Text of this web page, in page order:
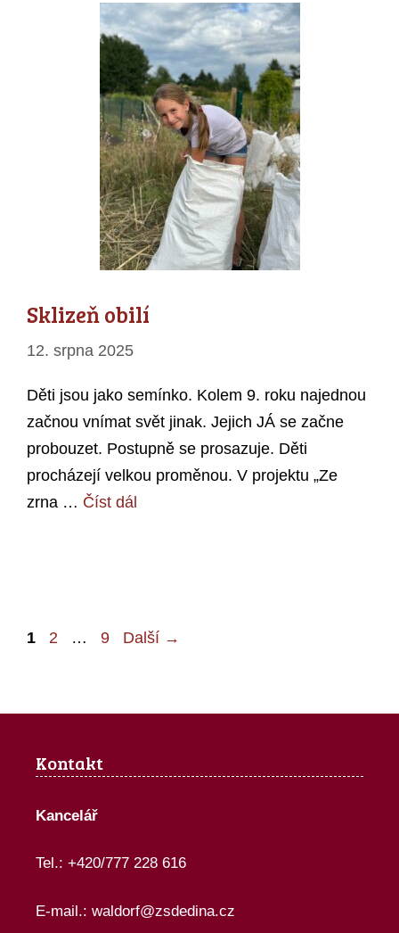
Sklizeň obilí
12. srpna 2025
Děti jsou jako semínko. Kolem 9. roku najednou
začnou vnímat svět jinak. Jejich JÁ se začne
probouzet. Postupně se prosazuje. Děti
procházejí velkou proměnou. V projektu „Ze
zrna … Číst dál
Stránka
1 Stránka
2 … Stránka
9 Další →
Kontakt
Kancelář
Tel.: +420/777 228 616
E-mail.: waldorf@zsdedina.cz